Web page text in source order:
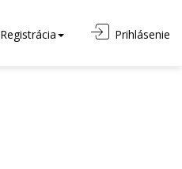
Registrácia Prihlásenie